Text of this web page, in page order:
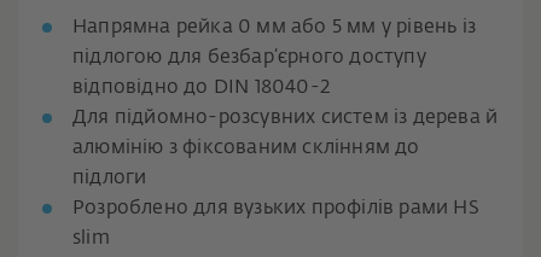
Напрямна рейка 0 мм або 5 мм у рівень із
підлогою для безбар’єрного доступу
відповідно до DIN 18040-2
Для підйомно-розсувних систем із дерева й
алюмінію з фіксованим склінням до
підлоги
Розроблено для вузьких профілів рами HS
slim